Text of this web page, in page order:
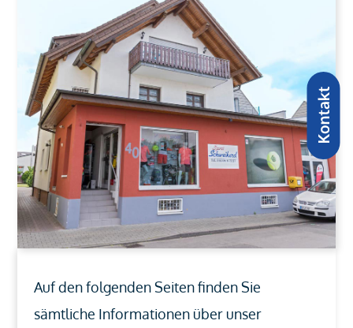
Auf den folgenden Seiten finden Sie
sämtliche Informationen über unser